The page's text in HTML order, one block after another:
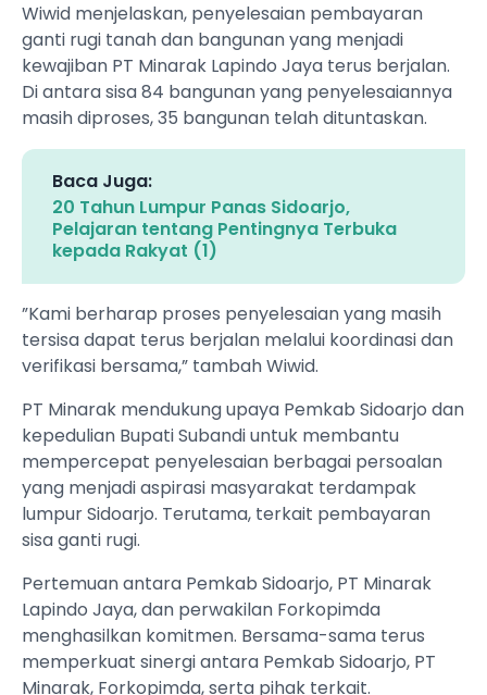
Wiwid menjelaskan, penyelesaian pembayaran
ganti rugi tanah dan bangunan yang menjadi
kewajiban PT Minarak Lapindo Jaya terus berjalan.
Di antara sisa 84 bangunan yang penyelesaiannya
masih diproses, 35 bangunan telah dituntaskan.
Baca Juga:
20 Tahun Lumpur Panas Sidoarjo,
Pelajaran tentang Pentingnya Terbuka
kepada Rakyat (1)
”Kami berharap proses penyelesaian yang masih
tersisa dapat terus berjalan melalui koordinasi dan
verifikasi bersama,” tambah Wiwid.
PT Minarak mendukung upaya Pemkab Sidoarjo dan
kepedulian Bupati Subandi untuk membantu
mempercepat penyelesaian berbagai persoalan
yang menjadi aspirasi masyarakat terdampak
lumpur Sidoarjo. Terutama, terkait pembayaran
sisa ganti rugi.
Pertemuan antara Pemkab Sidoarjo, PT Minarak
Lapindo Jaya, dan perwakilan Forkopimda
menghasilkan komitmen. Bersama-sama terus
memperkuat sinergi antara Pemkab Sidoarjo, PT
Minarak, Forkopimda, serta pihak terkait.